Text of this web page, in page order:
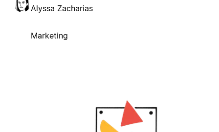
Alyssa Zacharias
Marketing